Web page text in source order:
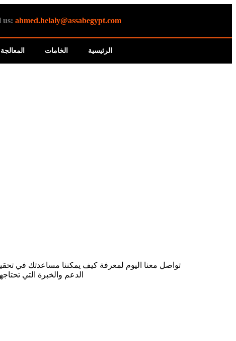
us: ahmed.helaly@assabegypt.com
الرئيسية الخامات
تواصل معنا اليوم لمعرفة كيف يمكننا مساعدتك في
الدعم والخبرة التي